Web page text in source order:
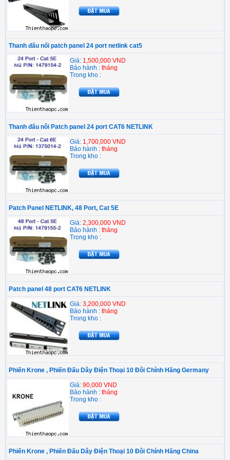
Thanh đấu nối patch panel 24 port netlink cat5
Giá: 1,500,000 VND
Bảo hành : tháng
Trong kho :
Thanh đấu nôi Patch panel 24 port CAT6 NETLINK
Giá: 1,700,000 VND
Bảo hành : tháng
Trong kho :
Patch Panel NETLINK, 48 Port, Cat 5E
Giá: 2,300,000 VND
Bảo hành : tháng
Trong kho :
Patch panel 48 port CAT6 NETLINK
Giá: 3,200,000 VND
Bảo hành : tháng
Trong kho :
Phiến Krone , Phiến Đấu Dây Điện Thoại 10 Đôi Chính Hãng Germany
Giá: 90,000 VND
Bảo hành : tháng
Trong kho :
Phiến Krone , Phiến Đấu Dây Điện Thoại 10 Đôi Chính Hãng China